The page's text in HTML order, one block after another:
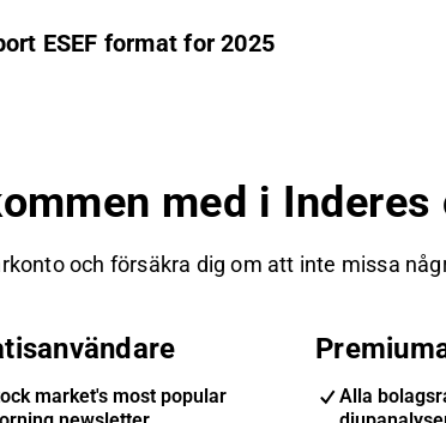
ESEF format for 2025
med i
och försäkra dig om att inte missa
market's most popular
Alla